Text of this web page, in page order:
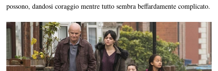
possono, dandosi coraggio mentre tutto sembra beffardamente complicato.